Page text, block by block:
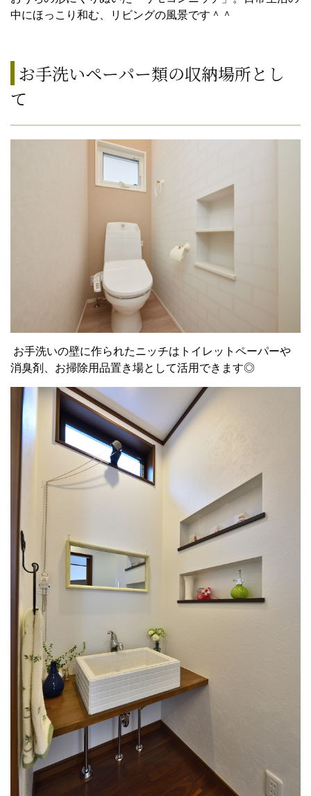
中にほっこり和む、リビングの風景です＾＾
お手洗いペーパー類の収納場所とし
て
お手洗いの壁に作られたニッチはトイレットペーパーや
消臭剤、お掃除用品置き場として活用できます◎